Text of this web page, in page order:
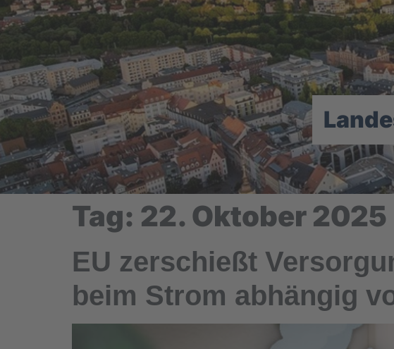
Tag: 22. Oktober 2025
EU zerschießt
beim Strom abhängig